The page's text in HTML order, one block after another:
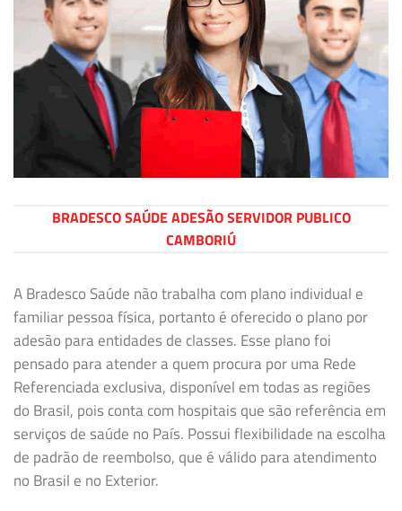
BRADESCO SAÚDE ADESÃO SERVIDOR PUBLICO
CAMBORIÚ
A Bradesco Saúde não trabalha com plano individual e
familiar pessoa física, portanto é oferecido o plano por
adesão para entidades de classes. Esse plano foi
pensado para atender a quem procura por uma Rede
Referenciada exclusiva, disponível em todas as regiões
do Brasil, pois conta com hospitais que são referência em
serviços de saúde no País. Possui flexibilidade na escolha
de padrão de reembolso, que é válido para atendimento
no Brasil e no Exterior.